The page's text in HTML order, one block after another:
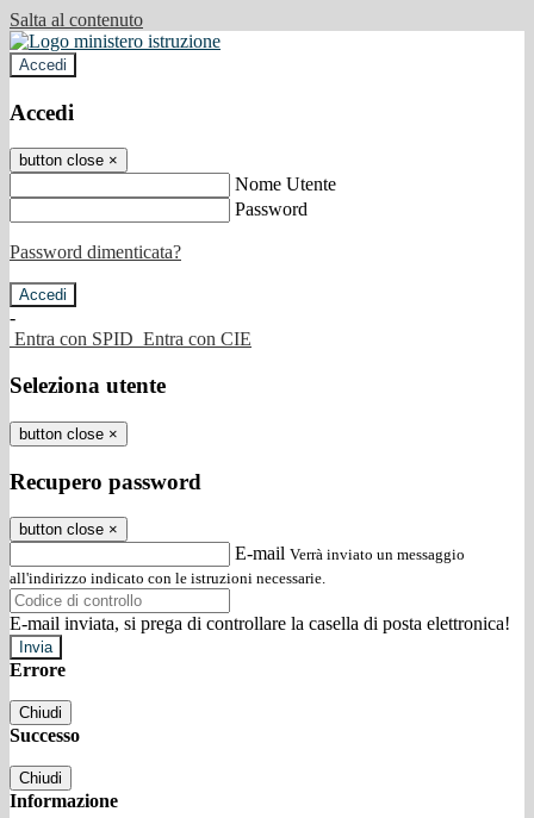
Salta al contenuto
Accedi
Accedi
button close ×
Nome Utente
Password
Password dimenticata?
-
Entra con SPID Entra con CIE
Seleziona utente
button close ×
Recupero password
button close ×
E-mail Verrà inviato un messaggio
all'indirizzo indicato con le istruzioni necessarie.
E-mail inviata, si prega di controllare la casella di posta elettronica!
Errore
Chiudi
Successo
Chiudi
Informazione